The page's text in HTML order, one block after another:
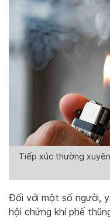
Tiếp xúc thường
Đối với một số người,
hội chứng khí phế